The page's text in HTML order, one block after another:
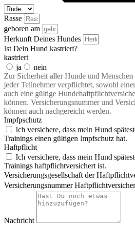
Rasse
geboren am
Herkunft Deines Hundes
Ist Dein Hund kastriert?
kastriert
ja
nein
Zur Sicherheit aller Hunde und
jeder Teilnehmer verpflichtet, sowohl
auch eine gültige
können. Versicherungsnummer und
können auch nachgereicht werden.
Impfpschutz
Ich versichere, dass mein Hund
Trainings einen gültigen Impfschutz hat.
Haftpflicht
Ich versichere, dass mein Hund
Trainings haftpflichtversichert ist.
Versicherungsgesellschaft der
Versicherungsnummer
Nachricht